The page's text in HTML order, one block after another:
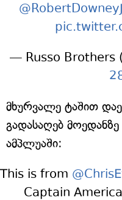
— Russo Brothers
მხურვალე ტაშით
გადასაღებ მოედანზე
ამპლუაში:
This is from
Captain